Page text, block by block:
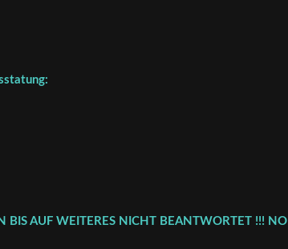
BIS AUF WEITERES NICHT BEANTWORTET !!! NO